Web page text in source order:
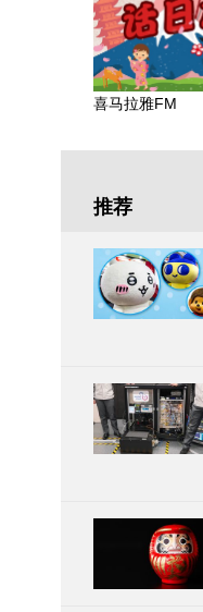
Français
Español
Русский
喜马拉雅FM
推荐